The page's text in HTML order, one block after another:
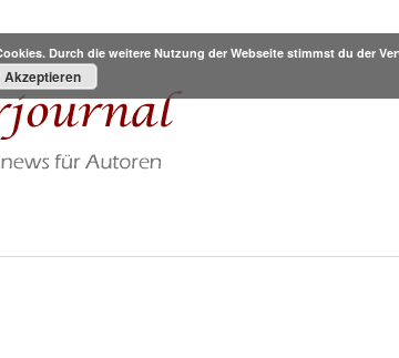
Durch die weitere Nutzung der Webseite stimmst du der
Akzeptieren